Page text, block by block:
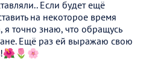
Если будет ещё
на некоторое время
я точно знаю, что обращусь
Ещё раз ей выражаю свою